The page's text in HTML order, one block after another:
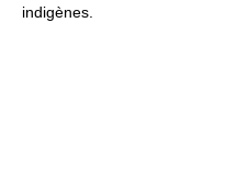
indigènes.